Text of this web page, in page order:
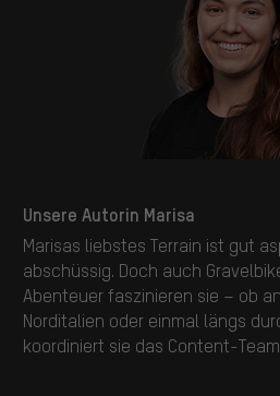
Unsere Autorin Marisa
Marisas liebstes Terrain ist gut
abschüssig. Doch auch
Abenteuer faszinieren sie – ob
Norditalien oder einmal längs
koordiniert sie das Content-